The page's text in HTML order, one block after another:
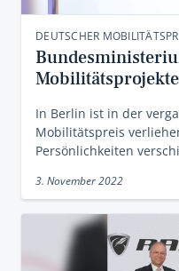
DEUTSCHER
Mobilitätsprojekte
In Berlin ist in der
Mobilitätspreis
Persönlichkeiten
3. November 2022